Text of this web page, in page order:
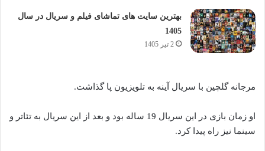
بهترین سایت های تماشای فیلم و سریال در سال
1405
2 تیر 1405
مرجانه گلچین با سریال آینه به تلویزیون پا گذاشت.
او زمان بازی در این سریال 19 ساله بود و بعد از این سریال به تئاتر و
سینما نیز راه پیدا کرد.